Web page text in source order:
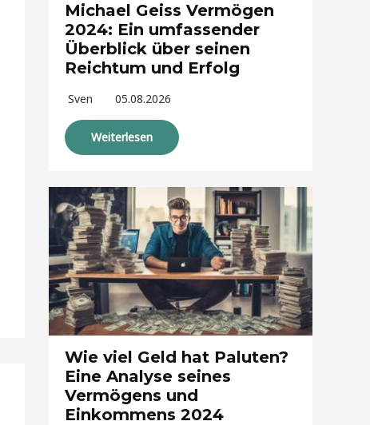
Michael Geiss Vermögen
2024: Ein umfassender
Überblick über seinen
Reichtum und Erfolg
Sven 05.08.2026
Weiterlesen
Wie viel Geld hat Paluten?
Eine Analyse seines
Vermögens und
Einkommens 2024